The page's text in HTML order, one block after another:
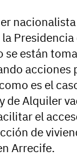
la
se están
acciones
es el
de Alquiler
el
de
Arrecife.